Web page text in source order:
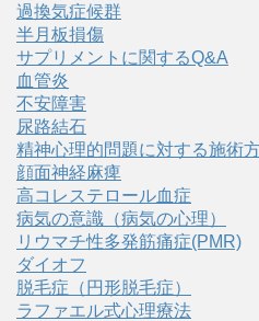
過換気症候群
半月板損傷
サプリメントに関するQ&A
血管炎
不安障害
尿路結石
精神心理的問題に対する施術
顔面神経麻痺
高コレステロール血症
病気の意識（病気の心理）
リウマチ性多発筋痛症(PMR)
ダイオフ
脱毛症（円形脱毛症）
ラファエル式心理療法